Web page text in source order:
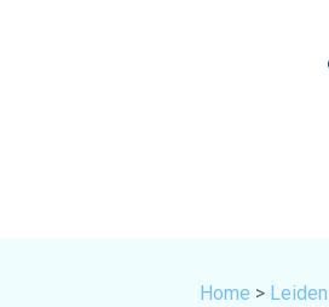
Home > Leiden